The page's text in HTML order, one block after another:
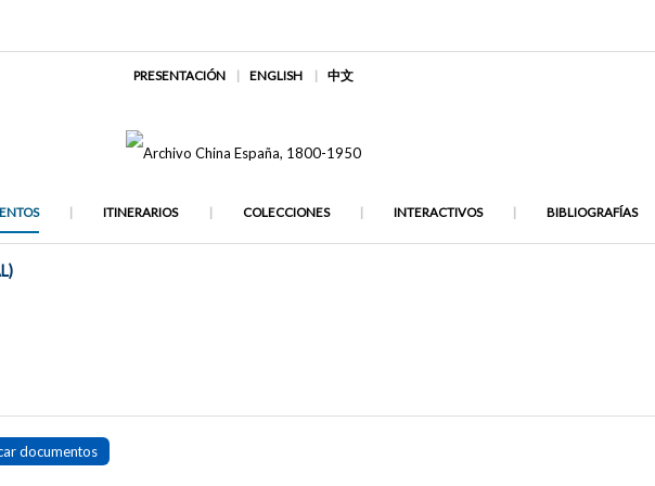
PRESENTACIÓN ENGLISH 中文
ITINERARIOS COLECCIONES INTERACTIVOS BIBLIOGRAFÍAS
documentos